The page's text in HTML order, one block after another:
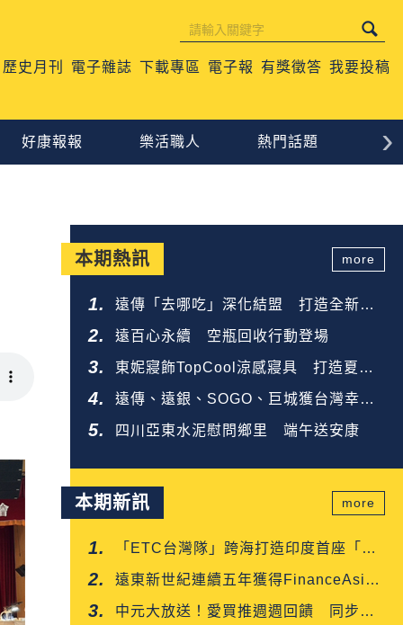
歷史月刊 電子雜誌 下載專區 電子報 有獎徵答 我要投稿
好康報報 樂活職人 熱門話題 生
›
本期熱訊
遠傳「去哪吃」深化結盟 打造全新餐
飲生態圈
遠百心永續 空瓶回收行動登場
東妮寢飾TopCool涼感寢具 打造夏夜
好眠
遠傳、遠銀、SOGO、巨城獲台灣幸福
企業金獎
四川亞東水泥慰問鄉里 端午送安康
more
本期新訊
「ETC台灣隊」跨海打造印度首座「多
車道自由流」電子收費系統正式通車
遠東新世紀連續五年獲得FinanceAsia
肯定
中元大放送！愛買推週週回饋 同步開
more